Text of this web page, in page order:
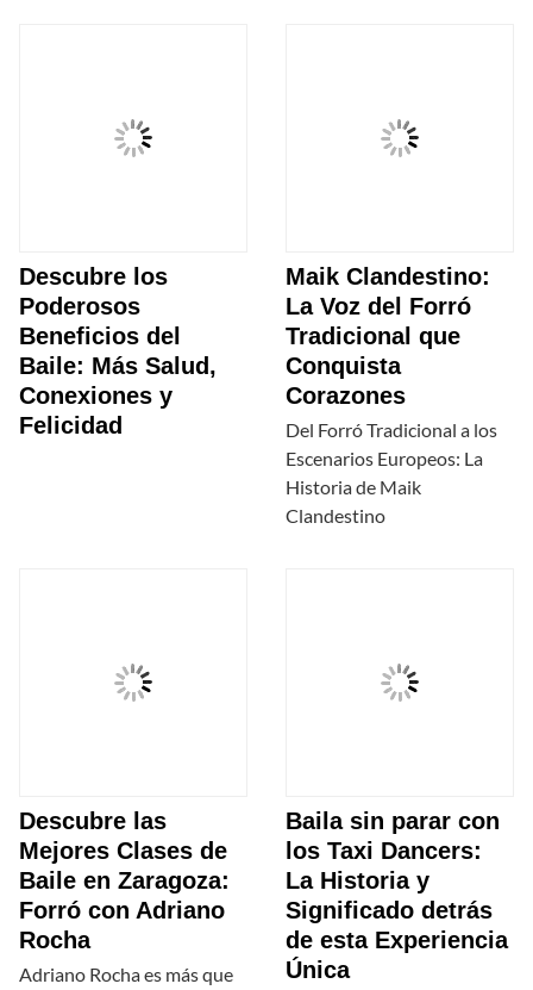
Descubre los
Poderosos
Beneficios del
Baile: Más Salud,
Conexiones y
Felicidad
Maik Clandestino:
La Voz del Forró
Tradicional que
Conquista
Corazones
Del Forró Tradicional a los
Escenarios Europeos: La
Historia de Maik
Clandestino
Descubre las
Mejores Clases de
Baile en Zaragoza:
Forró con Adriano
Rocha
Adriano Rocha es más que
Baila sin parar con
los Taxi Dancers:
La Historia y
Significado detrás
de esta Experiencia
Única